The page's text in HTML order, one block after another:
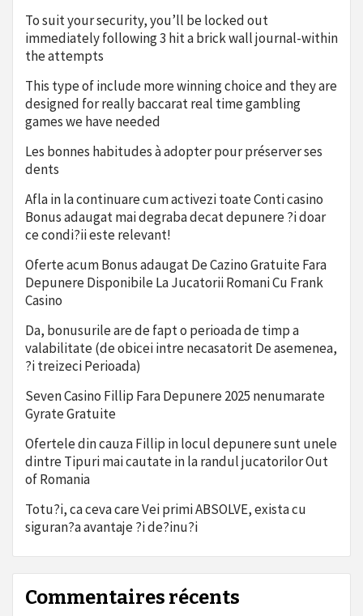
To suit your security, you’ll be locked out
immediately following 3 hit a brick wall journal-within
the attempts
This type of include more winning choice and they are
designed for really baccarat real time gambling
games we have needed
Les bonnes habitudes à adopter pour préserver ses
dents
Afla in la continuare cum activezi toate Conti casino
Bonus adaugat mai degraba decat depunere ?i doar
ce condi?ii este relevant!
Oferte acum Bonus adaugat De Cazino Gratuite Fara
Depunere Disponibile La Jucatorii Romani Cu Frank
Casino
Da, bonusurile are de fapt o perioada de timp a
valabilitate (de obicei intre necasatorit De asemenea,
?i treizeci Perioada)
Seven Casino Fillip Fara Depunere 2025 nenumarate
Gyrate Gratuite
Ofertele din cauza Fillip in locul depunere sunt unele
dintre Tipuri mai cautate in la randul jucatorilor Out
of Romania
Totu?i, ca ceva care Vei primi ABSOLVE, exista cu
siguran?a avantaje ?i de?inu?i
Commentaires récents